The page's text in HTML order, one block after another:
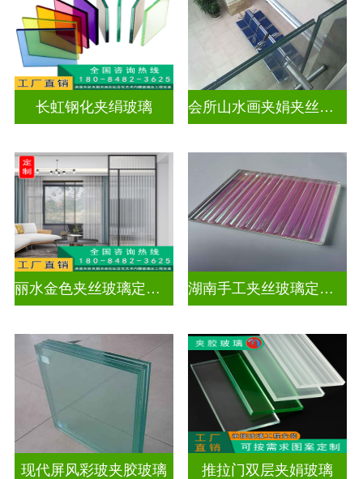
长虹钢化夹绢玻璃 会所山水画夹娟夹丝玻璃
丽水金色夹丝玻璃定制电话 湖南手工夹丝玻璃定制工厂
现代屏风彩玻夹胶玻璃 推拉门双层夹娟玻璃